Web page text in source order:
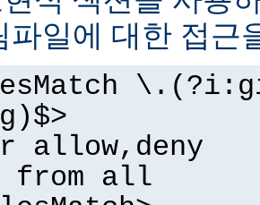
파일에 대한 접근
allow,deny
from all